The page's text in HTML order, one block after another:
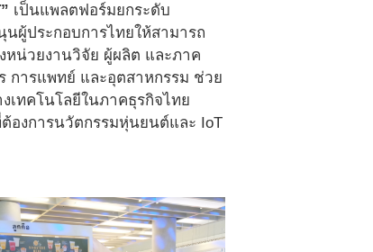
เป็นแพลตฟอร์มยกระดับ
ผู้ประกอบการไทยให้สามารถ
น่วยงานวิจัย ผู้ผลิต และภาค
การแพทย์ และอุตสาหกรรม ช่วย
เทคโนโลยีในภาคธุรกิจไทย
องการนวัตกรรมหุ่นยนต์และ IoT